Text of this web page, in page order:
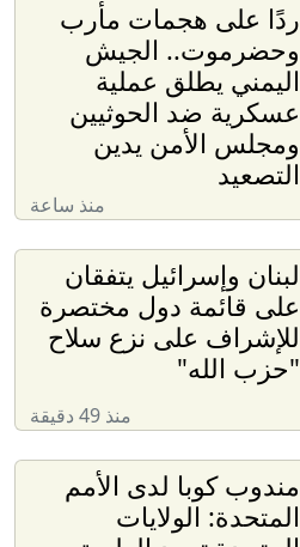
ردًا على هجمات مأرب
وحضرموت.. الجيش
اليمني يطلق عملية
عسكرية ضد الحوثيين
ومجلس الأمن يدين
التصعيد
منذ ساعة
لبنان وإسرائيل يتفقان
على قائمة دول مختصرة
للإشراف على نزع سلاح
"حزب الله"
منذ 49 دقيقة
مندوب كوبا لدى الأمم
المتحدة: الولايات